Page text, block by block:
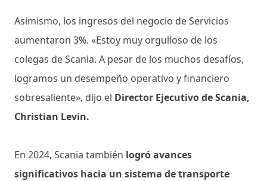
Asimismo, los ingresos del negocio de Servicios
aumentaron 3%. «Estoy muy orgulloso de los
colegas de Scania. A pesar de los muchos desafíos,
logramos un desempeño operativo y financiero
sobresaliente», dijo el Director Ejecutivo de Scania,
Christian Levin.
En 2024, Scania también logró avances
significativos hacia un sistema de transporte